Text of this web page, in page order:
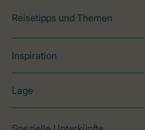
Reisetipps und Themen
Inspiration
Lage